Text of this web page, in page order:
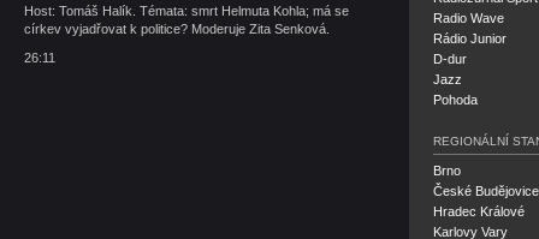
Host: Tomáš Halík. Témata: smrt Helmuta Kohla; má se
církev vyjadřovat k politice? Moderuje Zita Senková.
26:11
Radio Wave
Rádio Junior
D-dur
Jazz
Pohoda
REGIONÁLNÍ
Brno
České Budějovice
Hradec Králové
Karlovy Vary